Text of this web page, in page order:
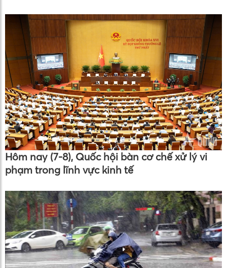
Hôm nay (7-8), Quốc hội bàn cơ chế xử lý vi
phạm trong lĩnh vực kinh tế